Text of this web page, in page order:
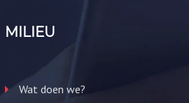
MILIEU
Wat doen we?